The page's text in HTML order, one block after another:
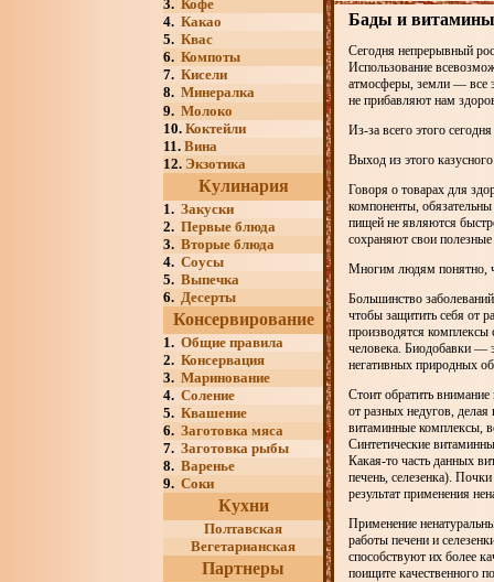
3. Кофе
4. Какао
5. Квас
6. Компоты
7. Кисели
8. Минералка
9. Молоко
10. Коктейли
11. Вина
12. Экзотика
Кулинария
1. Закуски
2. Первые блюда
3. Вторые блюда
4. Соусы
5. Выпечка
6. Десерты
Консервирование
1. Общие правила
2. Консервация
3. Маринование
4. Соление
5. Квашение
6. Заготовка мяса
7. Заготовка рыбы
8. Варенье
9. Соки
Кухни
Полтавская
Вегетарианская
Партнеры
Бады и витамины
Сегодня непрерывный
Использование
атмосферы, земли — все
не прибавляют нам
Из-за всего этого
Выход из этого
Говоря о товарах для
компоненты,
пищей не являются
сохраняют свои полезные
Многим людям понятно,
Большинство
чтобы защитить себя от
производятся комплексы
человека. Биодобавки —
негативных природных
Стоит обратить
от разных недугов,
витаминные комплексы,
Синтетические
Какая-то часть данных
печень, селезенка).
результат применения
Применение
работы печени и
способствуют их более
поищите качественного